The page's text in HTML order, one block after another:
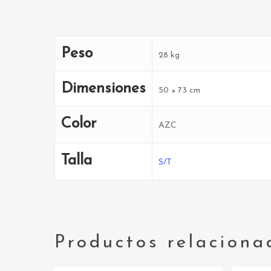
Peso 28 kg
Dimensiones 50 × 73 cm
Color AZC
Talla S/T
Productos